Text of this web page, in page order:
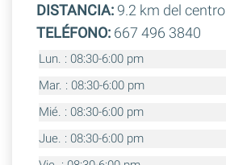
DISTANCIA:9.2 km del centro
TELÉFONO:667 496 3840
Lun. : 08:30-6:00 pm
Mar. : 08:30-6:00 pm
Mié. : 08:30-6:00 pm
Jue. : 08:30-6:00 pm